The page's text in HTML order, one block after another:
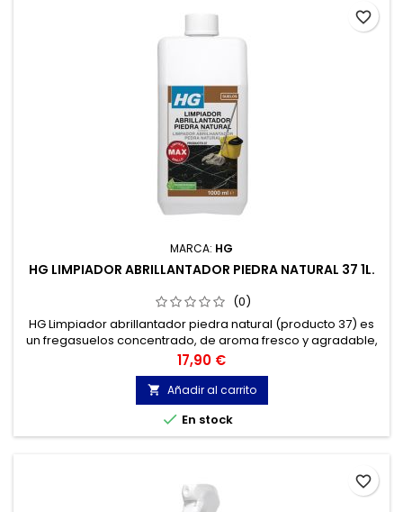
MARCA: HG
HG LIMPIADOR ABRILLANTADOR PIEDRA NATURAL 37 1L.
(0)
HG Limpiador abrillantador piedra natural (producto 37) es
un fregasuelos concentrado, de aroma fresco y agradable,
especialmente formulado para la limpieza periódica de
mármol y todo tipo de piedras naturales calcáreas.
Precio
17,90 €
 Añadir al carrito
 En stock
favorite_border
favorite_border